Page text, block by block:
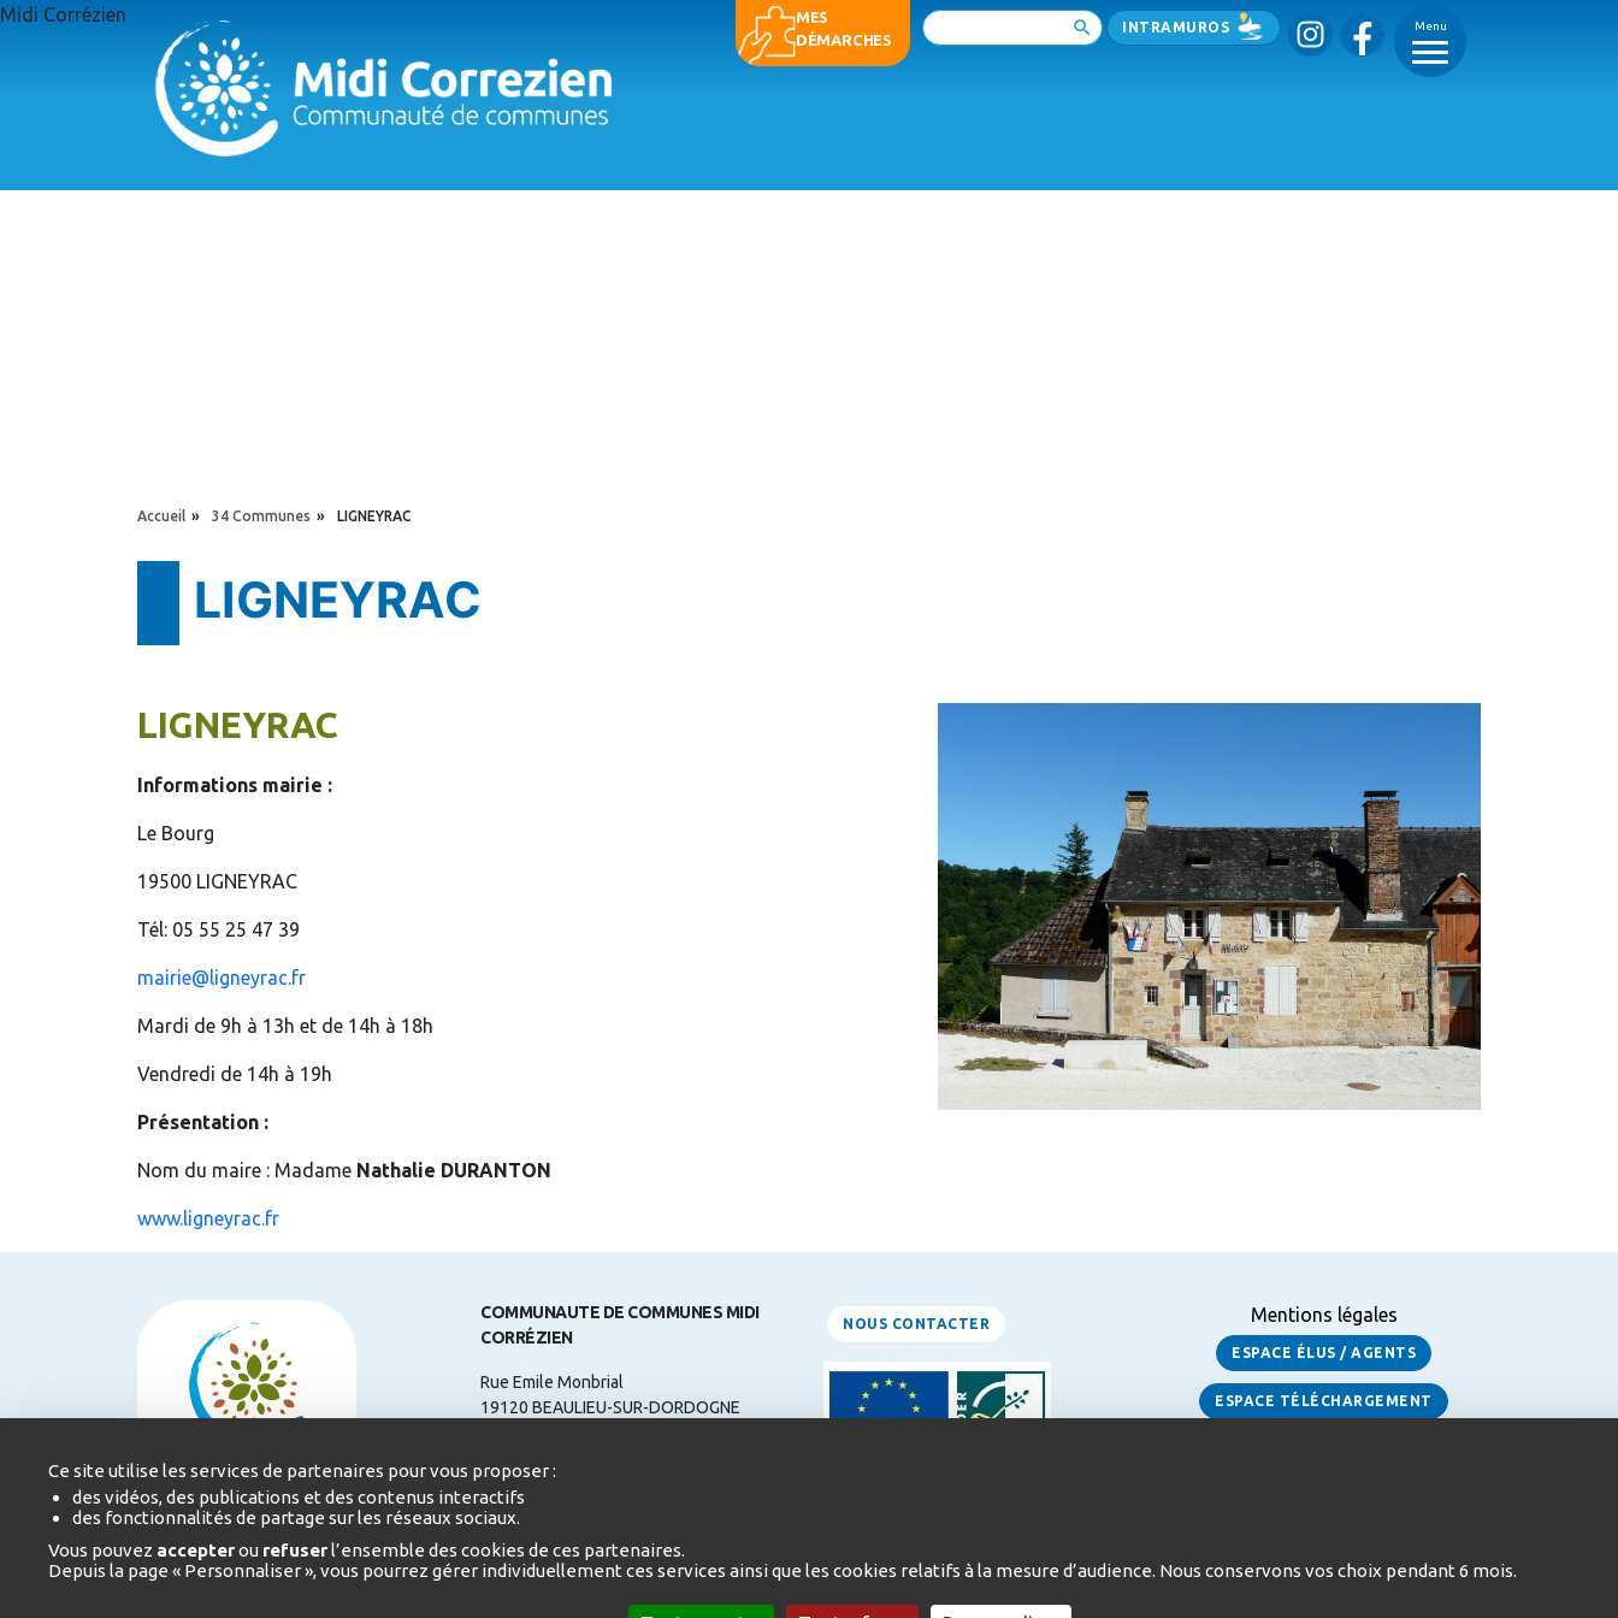
Aller au contenu principal
Midi Corrézien
MES
DÉMARCHES
Rechercher INTRAMUROS
Menu
_
_
YOU ARE HERE
Accueil » 34 Communes » LIGNEYRAC
LIGNEYRAC
LIGNEYRAC
Informations mairie :
Le Bourg
19500 LIGNEYRAC
Tél: 05 55 25 47 39
mairie@ligneyrac.fr
Mardi de 9h à 13h et de 14h à 18h
Vendredi de 14h à 19h
Présentation :
Nom du maire : Madame Nathalie DURANTON
www.ligneyrac.fr
COMMUNAUTE DE COMMUNES MIDI
CORRÉZIEN
Rue Emile Monbrial
19120 BEAULIEU-SUR-DORDOGNE
Courriel : contact@midicorrezien.com
Heures d'ouverture:
du Lundi au Jeudi de 9h à 12h et de 14h à
NOUS CONTACTER Mentions légales
ESPACE ÉLUS / AGENTS
ESPACE TÉLÉCHARGEMENT
Panneau de gestion des cookies
Ce site utilise les services de partenaires pour vous proposer :
des vidéos, des publications et des contenus interactifs
des fonctionnalités de partage sur les réseaux sociaux.
Vous pouvez accepterou refuserl’ensemble des cookies de ces partenaires.
Depuis la page « Personnaliser », vous pourrez gérer individuellement ces services ainsi que les cookies relatifs à la mesure d’audience. Nous conservons vos choix pendant 6 mois.